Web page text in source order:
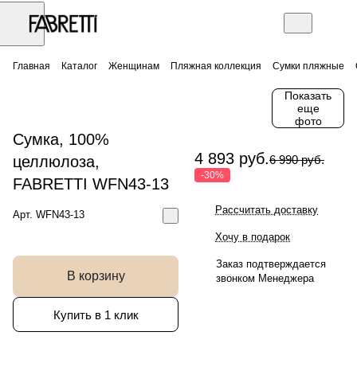
Главная Каталог Женщинам Пляжная коллекция Сумки пляжные
Показать
еще
фото
Сумка, 100%
целлюлоза,
FABRETTI WFN43-13
Арт. WFN43-13
В корзину
Купить в 1 клик
4 893 руб.6 990 руб.
-30%
Рассчитать доставку
Хочу в подарок
Заказ подтверждается
звонком Менеджера